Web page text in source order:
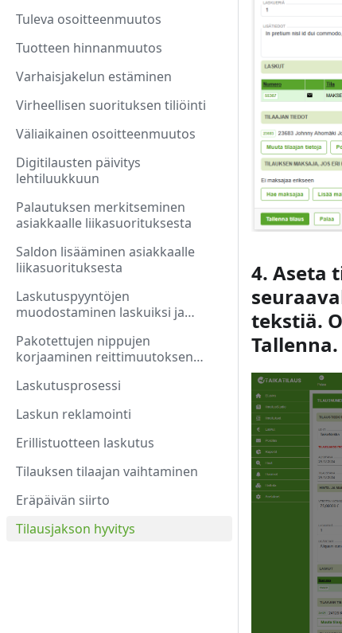
Tuleva osoitteenmuutos
Tuotteen hinnanmuutos
Varhaisjakelun estäminen
Virheellisen suorituksen tiliöinti
Väliaikainen osoitteenmuutos
Digitilausten päivitys
lehtiluukkuun
Palautuksen merkitseminen
asiakkaalle liikasuorituksesta
Saldon lisääminen asiakkaalle
liikasuorituksesta
Laskutuspyyntöjen
muodostaminen laskuiksi ja
Pakotettujen nippujen
korjaaminen reittimuutoksen
Laskutusprosessi
Laskun reklamointi
Erillistuotteen laskutus
Tilauksen tilaajan vaihtaminen
Eräpäivän siirto
Tilausjakson hyvitys
4. Aseta
tekstiä.
Tallenna.